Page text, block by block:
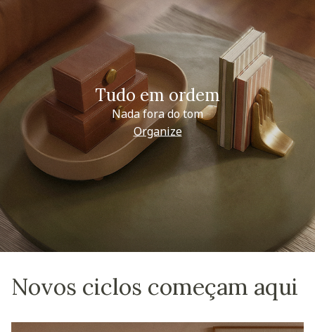
Tudo em ordem
Nada fora do tom
Organize
Novos ciclos começam aqui